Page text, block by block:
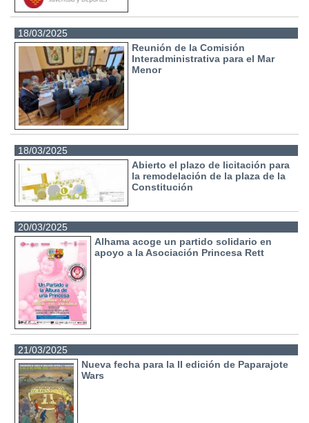
18/03/2025
Reunión de la Comisión
Interadministrativa para el Mar
Menor
18/03/2025
Abierto el plazo de licitación para
la remodelación de la plaza de la
Constitución
20/03/2025
Alhama acoge un partido solidario en
apoyo a la Asociación Princesa Rett
21/03/2025
Nueva fecha para la II edición de Paparajote
Wars